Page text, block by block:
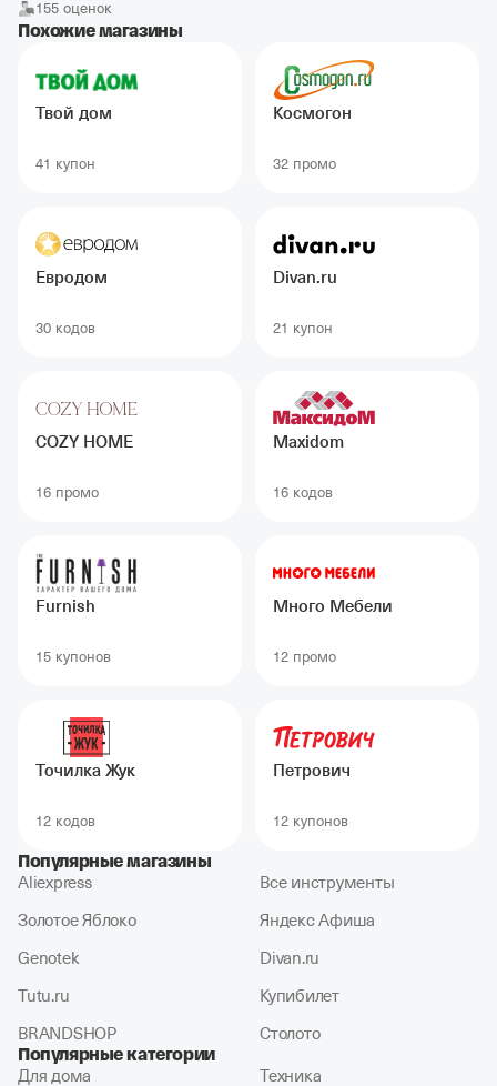
155 оценок
Похожие магазины
Твой дом
41 купон
Космогон
32 промо
Евродом
30 кодов
Divan.ru
21 купон
COZY HOME
16 промо
Maxidom
16 кодов
Furnish
15 купонов
Много Мебели
12 промо
Точилка Жук
12 кодов
Петрович
12 купонов
Популярные магазины
Aliexpress Все инструменты
Золотое Яблоко Яндекс Афиша
Genotek Divan.ru
Tutu.ru Купибилет
BRANDSHOP Столото
Популярные категории
Для дома Техника